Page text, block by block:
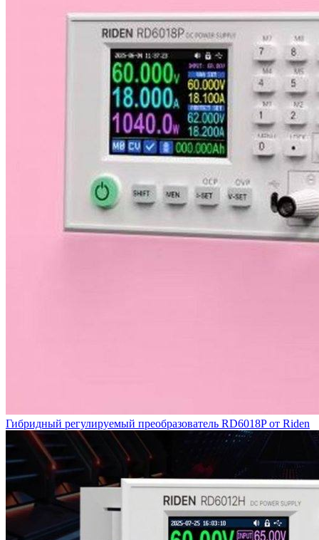
Гибридный регулируемый преобразователь RD6018P от Riden